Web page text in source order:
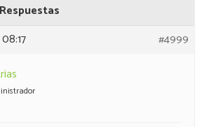
Respuestas
#4999